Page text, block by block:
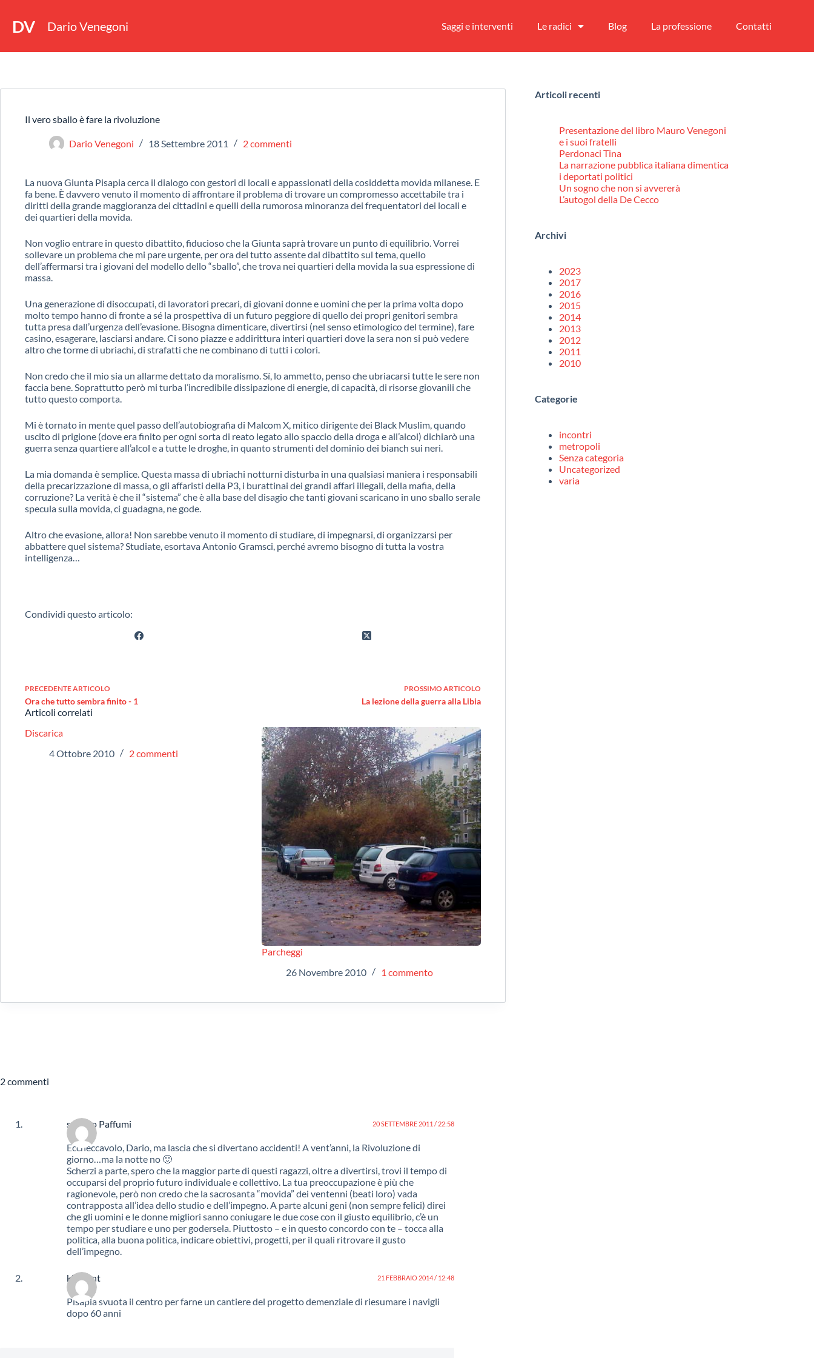
DV Dario Venegoni Saggi e interventi Le radici Blog La professione Contatti
Il vero sballo è fare la rivoluzione
Dario Venegoni 18 Settembre 2011 2 commenti
La nuova Giunta Pisapia cerca il dialogo con gestori di locali e appassionati della cosiddetta movida milanese. E
fa bene. È davvero venuto il momento di affrontare il problema di trovare un compromesso accettabile tra i
diritti della grande maggioranza dei cittadini e quelli della rumorosa minoranza dei frequentatori dei locali e
dei quartieri della movida.
Non voglio entrare in questo dibattito, fiducioso che la Giunta saprà trovare un punto di equilibrio. Vorrei
sollevare un problema che mi pare urgente, per ora del tutto assente dal dibattito sul tema, quello
dell’affermarsi tra i giovani del modello dello “sballo”, che trova nei quartieri della movida la sua espressione di
massa.
Una generazione di disoccupati, di lavoratori precari, di giovani donne e uomini che per la prima volta dopo
molto tempo hanno di fronte a sé la prospettiva di un futuro peggiore di quello dei propri genitori sembra
tutta presa dall’urgenza dell’evasione. Bisogna dimenticare, divertirsi (nel senso etimologico del termine), fare
casino, esagerare, lasciarsi andare. Ci sono piazze e addirittura interi quartieri dove la sera non si può vedere
altro che torme di ubriachi, di strafatti che ne combinano di tutti i colori.
Non credo che il mio sia un allarme dettato da moralismo. Sí, lo ammetto, penso che ubriacarsi tutte le sere non
faccia bene. Soprattutto però mi turba l’incredibile dissipazione di energie, di capacità, di risorse giovanili che
tutto questo comporta.
Mi è tornato in mente quel passo dell’autobiografia di Malcom X, mitico dirigente dei Black Muslim, quando
uscito di prigione (dove era finito per ogni sorta di reato legato allo spaccio della droga e all’alcol) dichiarò una
guerra senza quartiere all’alcol e a tutte le droghe, in quanto strumenti del dominio dei bianch sui neri.
La mia domanda è semplice. Questa massa di ubriachi notturni disturba in una qualsiasi maniera i responsabili
della precarizzazione di massa, o gli affaristi della P3, i burattinai dei grandi affari illegali, della mafia, della
corruzione? La verità è che il “sistema” che è alla base del disagio che tanti giovani scaricano in uno sballo serale
specula sulla movida, ci guadagna, ne gode.
Altro che evasione, allora! Non sarebbe venuto il momento di studiare, di impegnarsi, di organizzarsi per
abbattere quel sistema? Studiate, esortava Antonio Gramsci, perché avremo bisogno di tutta la vostra
intelligenza…
Condividi questo articolo:
PRECEDENTEARTICOLO
Ora che tutto sembra finito - 1
PROSSIMOARTICOLO
La lezione della guerra alla Libia
Articoli correlati
Discarica
4 Ottobre 2010
2 commenti
Parcheggi
26 Novembre 2010
1 commento
Articoli recenti
Presentazione del libro Mauro Venegoni
e i suoi fratelli
Perdonaci Tina
La narrazione pubblica italiana dimentica
i deportati politici
Un sogno che non si avvererà
L’autogol della De Cecco
Archivi
2023
2017
2016
2015
2014
2013
2012
2011
2010
Categorie
incontri
metropoli
Senza categoria
Uncategorized
varia
2 commenti
saverio Paffumi 20 SETTEMBRE 2011 / 22:58
Eccheccavolo, Dario, ma lascia che si divertano accidenti! A vent’anni, la Rivoluzione di
giorno…ma la notte no 🙂
Scherzi a parte, spero che la maggior parte di questi ragazzi, oltre a divertirsi, trovi il tempo di
occuparsi del proprio futuro individuale e collettivo. La tua preoccupazione è più che
ragionevole, però non credo che la sacrosanta “movida” dei ventenni (beati loro) vada
contrapposta all’idea dello studio e dell’impegno. A parte alcuni geni (non sempre felici) direi
che gli uomini e le donne migliori sanno coniugare le due cose con il giusto equilibrio, c’è un
tempo per studiare e uno per godersela. Piuttosto – e in questo concordo con te – tocca alla
politica, alla buona politica, indicare obiettivi, progetti, per il quali ritrovare il gusto
dell’impegno.
klement 21 FEBBRAIO 2014 / 12:48
Pisapia svuota il centro per farne un cantiere del progetto demenziale di riesumare i navigli
dopo 60 anni